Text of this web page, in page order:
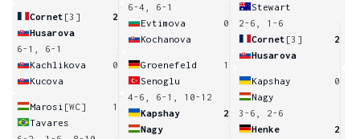
Cornet [3]
2
Husarova
6-1, 6-1
Kachlikova
0
Kucova
Marosi [WC]
1
Tavares
6-4, 6-1
Evtimova
0
Kochanova
Groenefeld
1
Senoglu
4-6, 6-1, 10-12
Kapshay
2
Nagy
Stewart
2-6, 1-6
Cornet [3]
2
Husarova
Kapshay
0
Nagy
3-6, 2-6
Henke
2